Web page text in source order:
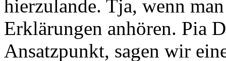
hierzulande. Tja, wenn
Erklärungen anhören. Pia
Ansatzpunkt, sagen wir